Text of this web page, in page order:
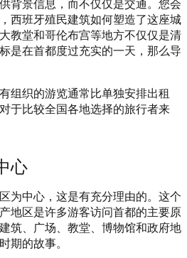
背景信息，而不仅仅是交通。您会
西班牙殖民建筑如何塑造了这座城
教堂和哥伦布宫等地方不仅仅是清
是在首都度过充实的一天，那么导
组织的游览通常比单独安排出租
于比较全国各地选择的旅行者来
心
为中心，这是有充分理由的。这个
地区是许多游客访问首都的主要原
筑、广场、教堂、博物馆和政府地
期的故事。